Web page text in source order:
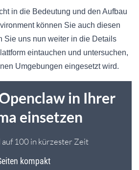
in die Bedeutung und den Aufbau
können Sie auch diesen
Sie uns nun weiter in die Details
eintauchen und untersuchen,
Umgebungen eingesetzt wird.